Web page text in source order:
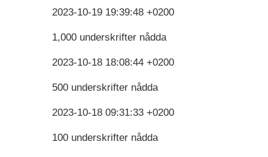
2023-10-19 19:39:48 +0200
1,000 underskrifter nådda
2023-10-18 18:08:44 +0200
500 underskrifter nådda
2023-10-18 09:31:33 +0200
100 underskrifter nådda